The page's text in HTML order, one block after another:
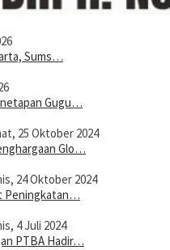
Sums…
Gugu…
25 Oktober 2024
Glo…
24 Oktober 2024
Peningkatan…
4 Juli 2024
PTBA Hadir…